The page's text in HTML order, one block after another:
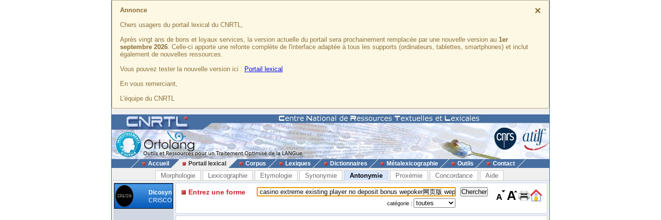
×
Annonce
Chers usagers du portail lexical du CNRTL,
Après vingt ans de bons et loyaux services, la version actuelle du portail sera prochainement remplacée par une nouvelle version au 1er
septembre 2026. Celle-ci apporte une refonte complète de l'interface adaptée à tous les supports (ordinateurs, tablettes, smartphones) et inclut
également de nouvelles ressources.
Vous pouvez tester la nouvelle version ici : Portail lexical
En vous remerciant,
L'équipe du CNRTL
Accueil Portail lexical Corpus Lexiques Dictionnaires Métalexicographie Outils Contact
Morphologie Lexicographie Etymologie Synonymie Antonymie Proxémie Concordance Aide
Dicosyn
CRISCO
Entrez une forme
catégorie :